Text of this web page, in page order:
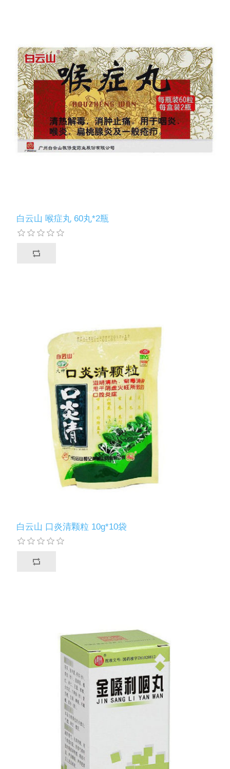
白云山 喉症丸 60丸*2瓶
白云山 口炎清颗粒 10g*10袋